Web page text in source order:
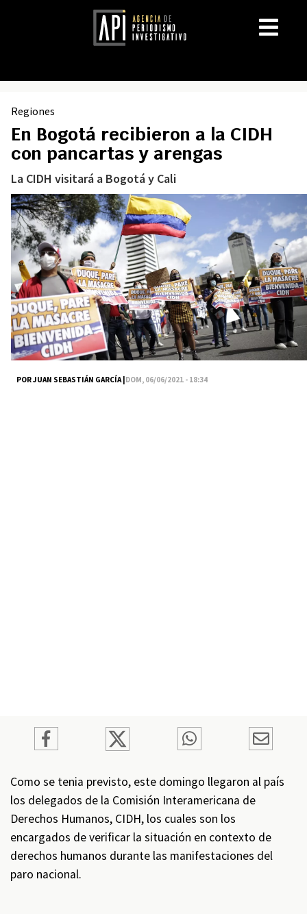
Regiones
En Bogotá recibieron a la CIDH
con pancartas y arengas
La CIDH visitará a Bogotá y Cali
POR JUAN SEBASTIÁN GARCÍA |DOM, 06/06/2021 - 18:34
Como se tenia previsto, este domingo llegaron al país
los delegados de la Comisión Interamericana de
Derechos Humanos, CIDH, los cuales son los
encargados de verificar la situación en contexto de
derechos humanos durante las manifestaciones del
paro nacional.